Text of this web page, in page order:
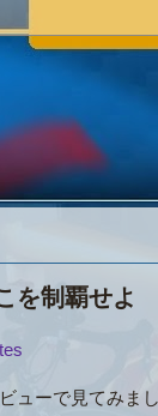
制覇せよ
ューで見てみま